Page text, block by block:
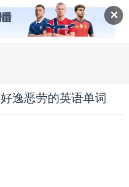
✕
逸恶劳的英语单词